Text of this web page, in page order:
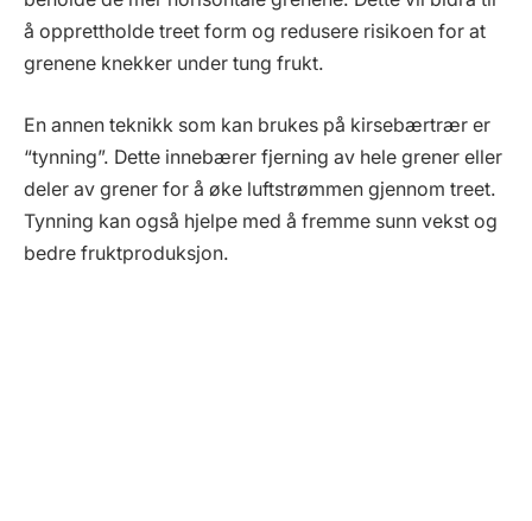
å opprettholde treet form og redusere risikoen for at
grenene knekker under tung frukt.
En annen teknikk som kan brukes på kirsebærtrær er
“tynning”. Dette innebærer fjerning av hele grener eller
deler av grener for å øke luftstrømmen gjennom treet.
Tynning kan også hjelpe med å fremme sunn vekst og
bedre fruktproduksjon.